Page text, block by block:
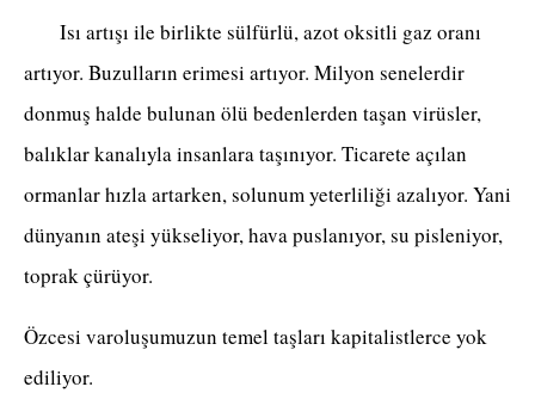
Isı artışı ile birlikte sülfürlü, azot oksitli gaz oranı
artıyor. Buzulların erimesi artıyor. Milyon senelerdir
donmuş halde bulunan ölü bedenlerden taşan virüsler,
balıklar kanalıyla insanlara taşınıyor. Ticarete açılan
ormanlar hızla artarken, solunum yeterliliği azalıyor. Yani
dünyanın ateşi yükseliyor, hava puslanıyor, su pisleniyor,
toprak çürüyor.
Özcesi varoluşumuzun temel taşları kapitalistlerce yok
ediliyor.